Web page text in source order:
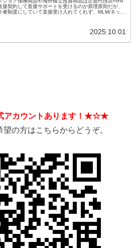
接契約して直接サポートを受けるのが原理原則だが、
者制度にしていて直接受け入れてくれず、MLM/ネット
2025.10.01
カウントあります！★☆★
望の方はこちらからどうぞ。